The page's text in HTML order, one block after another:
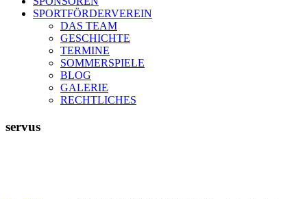
SPORTFÖRDERVEREIN
DAS TEAM
GESCHICHTE
TERMINE
SOMMERSPIELE
BLOG
GALERIE
RECHTLICHES
servus